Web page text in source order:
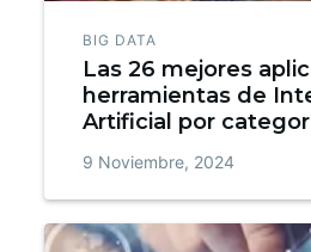
BIG DATA
Las 26 mejores
herramientas de
Artificial por
9 Noviembre, 2024